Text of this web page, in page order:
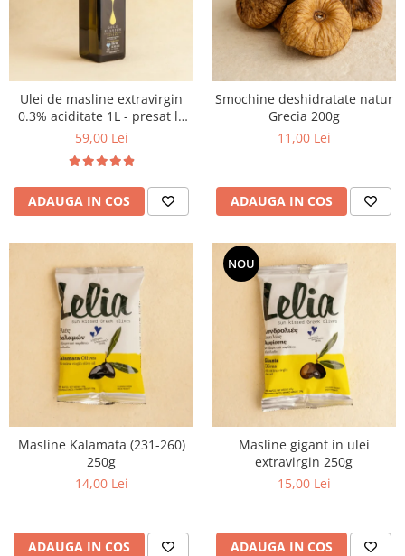
Ulei de masline extravirgin
0.3% aciditate 1L - presat la
rece
59,00 Lei
ADAUGA IN COS
Smochine deshidratate natur
Grecia 200g
11,00 Lei
ADAUGA IN COS
Masline Kalamata (231-260)
250g
14,00 Lei
ADAUGA IN COS
NOU
Masline gigant in ulei
extravirgin 250g
15,00 Lei
ADAUGA IN COS